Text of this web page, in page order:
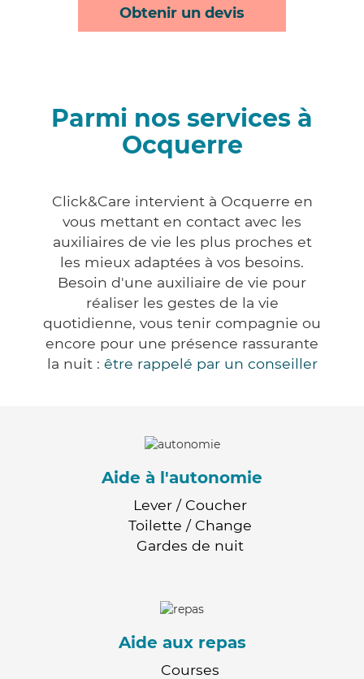
Obtenir un devis
Parmi nos services à
Ocquerre
Click&Care intervient à Ocquerre en
vous mettant en contact avec les
auxiliaires de vie les plus proches et
les mieux adaptées à vos besoins.
Besoin d'une auxiliaire de vie pour
réaliser les gestes de la vie
quotidienne, vous tenir compagnie ou
encore pour une présence rassurante
la nuit : être rappelé par un conseiller
Aide à l'autonomie
Lever / Coucher
Toilette / Change
Gardes de nuit
Aide aux repas
Courses